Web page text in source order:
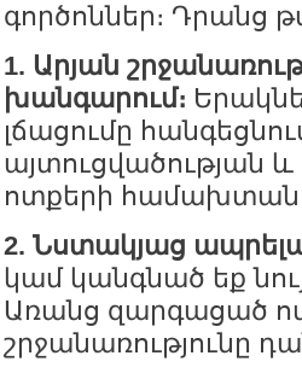
գործոններ։ Դրանց
1. Արյան
խանգարում։
լճացումը
այտուցվածության
ոտքերի
2. Նստակյաց
կամ կանգնած եք
Առանց զարգացած
շրջանառությունը